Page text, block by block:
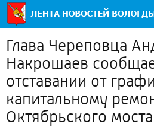
Глава Череповца
Накрошаев
отставании от
капитальному
Октябрьского моста